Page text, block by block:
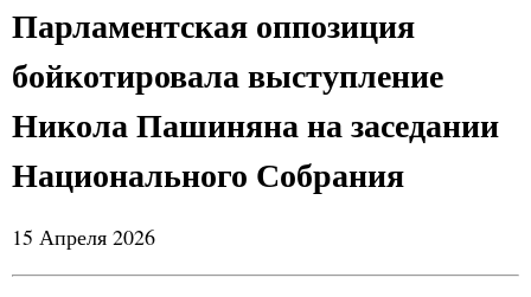
Парламентская оппозиция
бойкотировала выступление
Никола Пашиняна на заседании
Национального Собрания
15 Апреля 2026